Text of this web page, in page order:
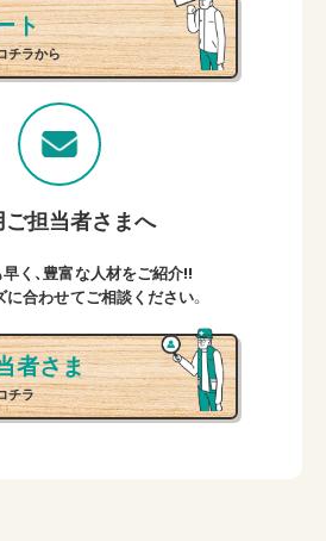
ト
チラから
ご担当者さまへ
く、豊富な人材をご紹介!!
合わせてご相談ください。
者さま
チラ